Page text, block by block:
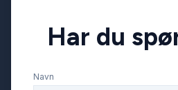
Har du
Navn